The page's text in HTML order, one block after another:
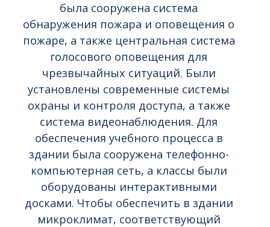
была сооружена система
обнаружения пожара и оповещения о
пожаре, а также центральная система
голосового оповещения для
чрезвычайных ситуаций. Были
установлены современные системы
охраны и контроля доступа, а также
система видеонаблюдения. Для
обеспечения учебного процесса в
здании была сооружена телефонно-
компьютерная сеть, а классы были
оборудованы интерактивными
досками. Чтобы обеспечить в здании
микроклимат, соответствующий